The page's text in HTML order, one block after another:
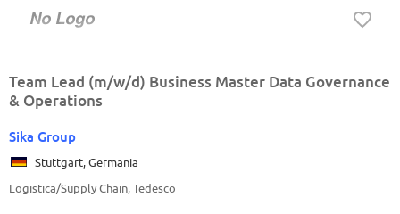
Team Lead (m/w/d) Business Master Data Governance
& Operations
Sika Group
Stuttgart, Germania
Logistica/Supply Chain, Tedesco